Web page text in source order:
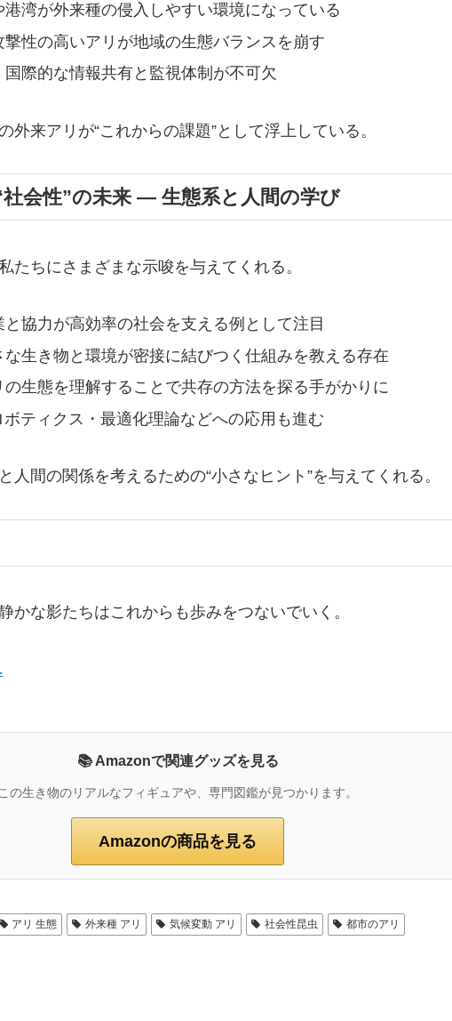
港湾が外来種の侵入しやすい環境になっている
撃性の高いアリが地域の生態バランスを崩す
国際的な情報共有と監視体制が不可欠
外来アリが“これからの課題”として浮上している。
会性”の未来 ― 生態系と人間の学び
たちにさまざまな示唆を与えてくれる。
と協力が高効率の社会を支える例として注目
な生き物と環境が密接に結びつく仕組みを教える存在
の生態を理解することで共存の方法を探る手がかりに
ボティクス・最適化理論などへの応用も進む
人間の関係を考えるための“小さなヒント”を与えてくれる。
かな影たちはこれからも歩みをつないでいく。
📚 Amazonで関連グッズを見る
この生き物のリアルなフィギュアや、専門図鑑が見つかります。
Amazonの商品を見る
アリ 生態 外来種 アリ 気候変動 アリ 社会性昆虫 都市のアリ